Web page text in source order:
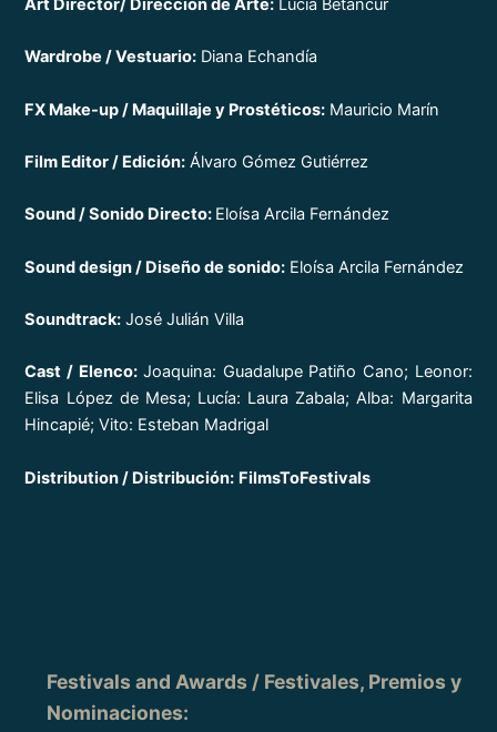
Art Director/ Dirección de Arte: Lucía Betancur
Wardrobe / Vestuario: Diana Echandía
FX Make-up / Maquillaje y Prostéticos: Mauricio Marín
Film Editor / Edición: Álvaro Gómez Gutiérrez
Sound / Sonido Directo: Eloísa Arcila Fernández
Sound design / Diseño de sonido: Eloísa Arcila Fernández
Soundtrack: José Julián Villa
Cast / Elenco:Joaquina: Guadalupe Patiño Cano; Leonor:
Elisa López de Mesa; Lucía: Laura Zabala; Alba: Margarita
Hincapié; Vito: Esteban Madrigal
Distribution / Distribución: FilmsToFestivals
Festivals and Awards / Festivales, Premios y
Nominaciones: